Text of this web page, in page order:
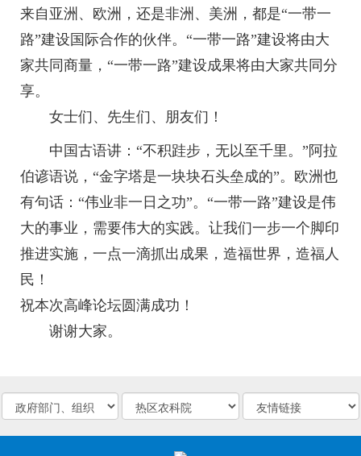
来自亚洲、欧洲，还是非洲、美洲，都是“一带一
路”建设国际合作的伙伴。“一带一路”建设将由大
家共同商量，“一带一路”建设成果将由大家共同分
享。
女士们、先生们、朋友们！
中国古语讲：“不积跬步，无以至千里。”阿拉
伯谚语说，“金字塔是一块块石头垒成的”。欧洲也
有句话：“伟业非一日之功”。“一带一路”建设是伟
大的事业，需要伟大的实践。让我们一步一个脚印
推进实施，一点一滴抓出成果，造福世界，造福人
民！
祝本次高峰论坛圆满成功！
谢谢大家。